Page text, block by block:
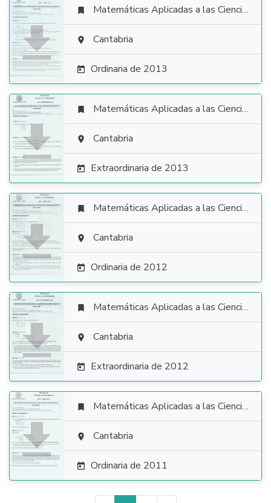

 Matemáticas Aplicadas a las Ciencias Sociales
 Cantabria
 Ordinaria de 2013

 Matemáticas Aplicadas a las Ciencias Sociales
 Cantabria
 Extraordinaria de 2013

 Matemáticas Aplicadas a las Ciencias Sociales
 Cantabria
 Ordinaria de 2012

 Matemáticas Aplicadas a las Ciencias Sociales
 Cantabria
 Extraordinaria de 2012

 Matemáticas Aplicadas a las Ciencias Sociales
 Cantabria
 Ordinaria de 2011